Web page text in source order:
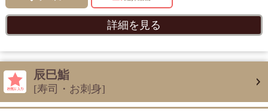
詳細を見る
辰巳鮨
[寿司・お刺身]